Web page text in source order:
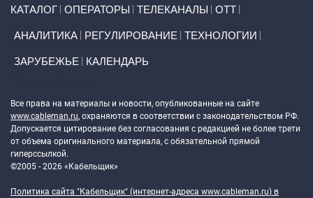
КАТАЛОГ ОПЕРАТОРЫ ТЕЛЕКАНАЛЫ ОТТ
АНАЛИТИКА РЕГУЛИРОВАНИЕ ТЕХНОЛОГИИ
ЗАРУБЕЖЬЕ КАЛЕНДАРЬ
Все права на материалы и новости, опубликованные на сайте
www.cableman.ru, охраняются в соответствии с законодательством РФ.
Допускается цитирование без согласования с редакцией не более трети
от объема оригинального материала, с обязательной прямой
гиперссылкой.
©2005 - 2026 «Кабельщик»
Политика сайта "Кабельщик" (интернет-адреса www.cableman.ru) в